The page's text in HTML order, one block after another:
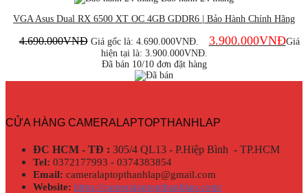
VGA Asus Dual RX 6500 XT OC 4GB GDDR6 | Bảo Hành Chính Hãng
4.690.000VNĐ Giá gốc là: 4.690.000VNĐ. 3.900.000VNĐGiá
hiện tại là: 3.900.000VNĐ.
Đã bán 10/10 đơn đặt hàng
CỬA HÀNG CAMERALAPTOPTHANHLAP
ĐC HCM - TĐ : 305/4 QL13 - P.Hiệp Bình - TP.HCM
Tel: 0372177993 - 0374383854
Email: cameralaptopthanhlap@gmail.com
Website: https://cameralaptopthanhlap.com/